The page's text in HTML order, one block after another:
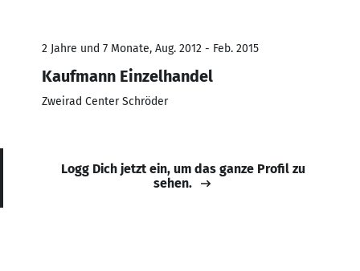
2 Jahre und 7 Monate, Aug. 2012 - Feb. 2015
Kaufmann Einzelhandel
Zweirad Center Schröder
Logg Dich jetzt ein, um das ganze Profil zu
sehen.